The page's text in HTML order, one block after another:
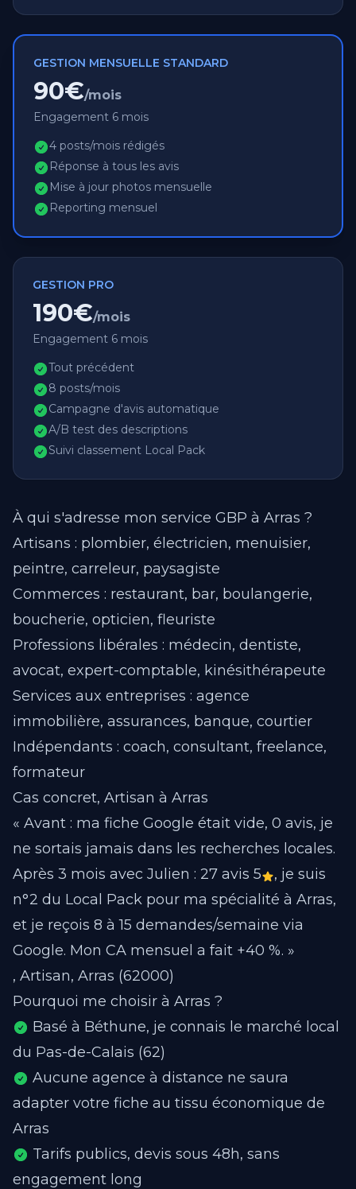
GESTION MENSUELLE STANDARD
90€/mois
Engagement 6 mois
4 posts/mois rédigés
Réponse à tous les avis
Mise à jour photos mensuelle
Reporting mensuel
GESTION PRO
190€/mois
Engagement 6 mois
Tout précédent
8 posts/mois
Campagne d'avis automatique
A/B test des descriptions
Suivi classement Local Pack
À qui s'adresse mon service GBP à Arras ?
Artisans : plombier, électricien, menuisier,
peintre, carreleur, paysagiste
Commerces : restaurant, bar, boulangerie,
boucherie, opticien, fleuriste
Professions libérales : médecin, dentiste,
avocat, expert-comptable, kinésithérapeute
Services aux entreprises : agence
immobilière, assurances, banque, courtier
Indépendants : coach, consultant, freelance,
formateur
Cas concret, Artisan à Arras
« Avant : ma fiche Google était vide, 0 avis, je
ne sortais jamais dans les recherches locales.
Après 3 mois avec Julien : 27 avis 5
, je suis
n°2 du Local Pack pour ma spécialité à Arras,
et je reçois 8 à 15 demandes/semaine via
Google. Mon CA mensuel a fait +40 %. »
, Artisan, Arras (62000)
Pourquoi me choisir à Arras ?
Basé à Béthune, je connais le marché local
du Pas-de-Calais (62)
Aucune agence à distance ne saura
adapter votre fiche au tissu économique de
Arras
Tarifs publics, devis sous 48h, sans
engagement long